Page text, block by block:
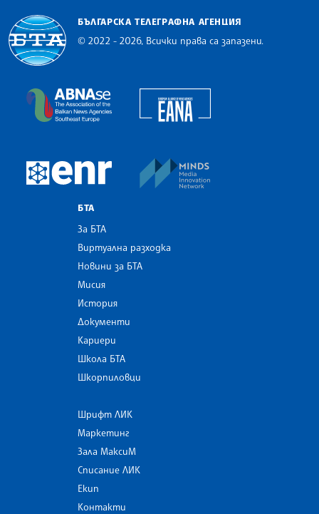
БЪЛГАРСКА ТЕЛЕГРАФНА АГЕНЦИЯ
© 2022 - 2026, Всички права са запазени.
The Assocoation of the Balkan News Agencies
European Newsroom
БТА
За БТА
Виртуална разходка
Новини за БТА
Мисия
История
Документи
Кариери
Школа БТА
Шкорпиловци
Шрифт ЛИК
Маркетинг
Зала МаксиМ
Списание ЛИК
Екип
Контакти